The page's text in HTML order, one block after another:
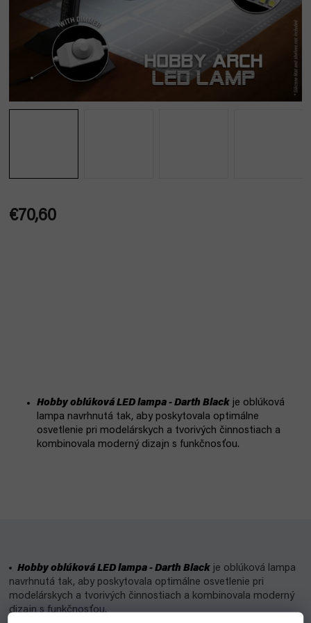
€70,60
Hobby oblúková LED lampa - Darth Blackje oblúková
lampa navrhnutá tak, aby poskytovala optimálne
osvetlenie pri modelárskych a tvorivých činnostiach a
kombinovala moderný dizajn s funkčnosťou.
Hobby oblúková LED lampa - Darth Blackje oblúková lampa
navrhnutá tak, aby poskytovala optimálne osvetlenie pri
modelárskych a tvorivých činnostiach a kombinovala moderný
dizajn s funkčnosťou.